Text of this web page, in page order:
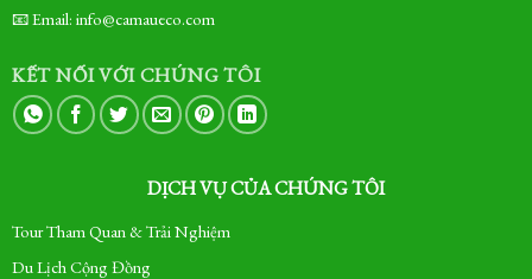
📧 Email: info@camaueco.com
KẾT NỐI VỚI CHÚNG TÔI
DỊCH VỤ CỦA CHÚNG TÔI
Tour Tham Quan & Trải Nghiệm
Du Lịch Cộng Đồng